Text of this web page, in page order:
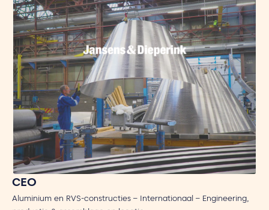
CEO
Aluminium en RVS-constructies – Internationaal – Engineering,